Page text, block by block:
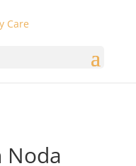
Noda